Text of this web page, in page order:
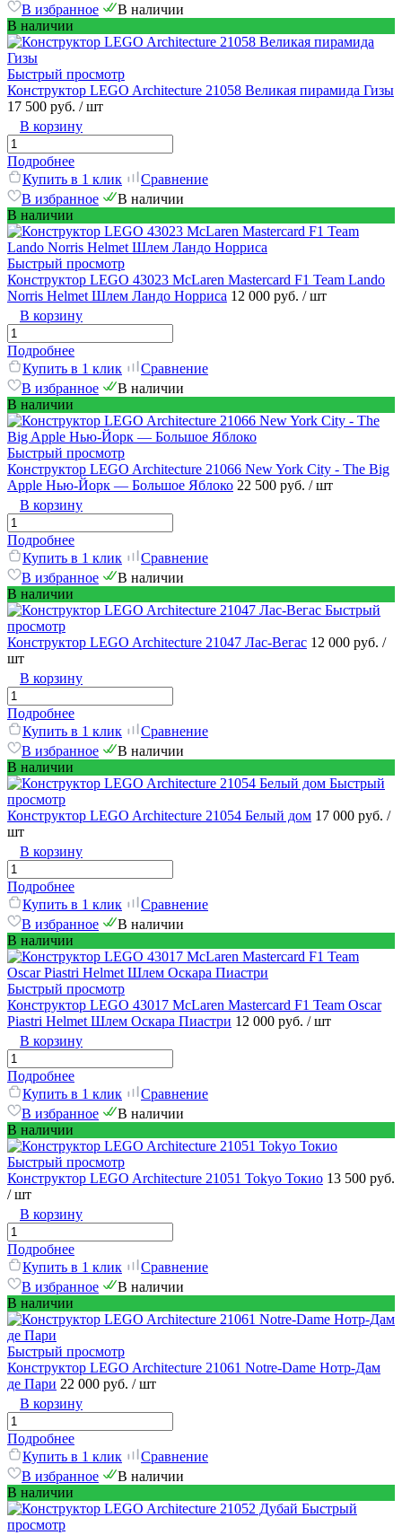
В избранное
В наличии
В наличии
Быстрый просмотр
Конструктор LEGO Architecture 21058 Великая пирамида Гизы
17 500 руб. / шт
В корзину
Подробнее
Купить в 1 клик
Сравнение
В избранное
В наличии
В наличии
Быстрый просмотр
Конструктор LEGO 43023 McLaren Mastercard F1 Team Lando
Norris Helmet Шлем Ландо Норриса 12 000 руб. / шт
В корзину
Подробнее
Купить в 1 клик
Сравнение
В избранное
В наличии
В наличии
Быстрый просмотр
Конструктор LEGO Architecture 21066 New York City - The Big
Apple Нью-Йорк — Большое Яблоко 22 500 руб. / шт
В корзину
Подробнее
Купить в 1 клик
Сравнение
В избранное
В наличии
В наличии
Быстрый
просмотр
Конструктор LEGO Architecture 21047 Лас-Вегас 12 000 руб. /
шт
В корзину
Подробнее
Купить в 1 клик
Сравнение
В избранное
В наличии
В наличии
Быстрый
просмотр
Конструктор LEGO Architecture 21054 Белый дом 17 000 руб. /
шт
В корзину
Подробнее
Купить в 1 клик
Сравнение
В избранное
В наличии
В наличии
Быстрый просмотр
Конструктор LEGO 43017 McLaren Mastercard F1 Team Oscar
Piastri Helmet Шлем Оскара Пиастри 12 000 руб. / шт
В корзину
Подробнее
Купить в 1 клик
Сравнение
В избранное
В наличии
В наличии
Быстрый просмотр
Конструктор LEGO Architecture 21051 Tokyo Токио 13 500 руб.
/ шт
В корзину
Подробнее
Купить в 1 клик
Сравнение
В избранное
В наличии
В наличии
Быстрый просмотр
Конструктор LEGO Architecture 21061 Notre-Dame Нотр-Дам
де Пари 22 000 руб. / шт
В корзину
Подробнее
Купить в 1 клик
Сравнение
В избранное
В наличии
В наличии
Быстрый
просмотр